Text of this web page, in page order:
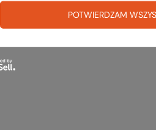
POTWIERDZAM